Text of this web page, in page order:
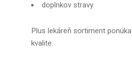
doplnkov stravy.
Plus lekáreň sortiment
kvalite.